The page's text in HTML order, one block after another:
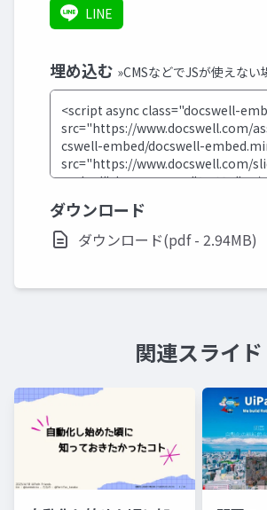
LINE
埋め込む »CMSなどでJSが使えない
ダウンロード
ダウンロード(pdf - 2.94MB)
関連スライド